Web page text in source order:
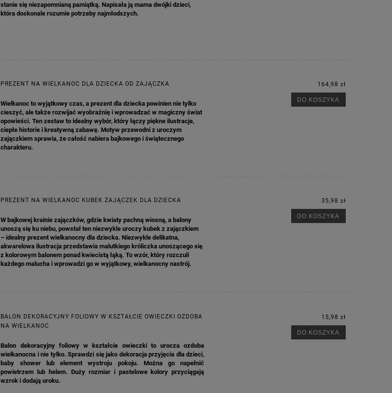
stanie się niezapomnianą pamiątką. Napisała ją mama dwójki dzieci,
która doskonale rozumie potrzeby najmłodszych.
PREZENT NA WIELKANOC DLA DZIECKA OD ZAJĄCZKA
Wielkanoc to wyjątkowy czas, a prezent dla dziecka powinien nie tylko
cieszyć, ale także rozwijać wyobraźnię i wprowadzać w magiczny świat
opowieści. Ten zestaw to idealny wybór, który łączy piękne ilustracje,
ciepłe historie i kreatywną zabawę. Motyw przewodni z uroczym
zajączkiem sprawia, że całość nabiera bajkowego i świątecznego
charakteru.
164,98 zł
DO KOSZYKA
PREZENT NA WIELKANOC KUBEK ZAJĄCZEK DLA DZIECKA
W bajkowej krainie zajączków, gdzie kwiaty pachną wiosną, a balony
unoszą się ku niebu, powstał ten niezwykle uroczy kubek z zajączkiem
– idealny prezent wielkanocny dla dziecka. Niezwykle delikatna,
akwarelowa ilustracja przedstawia malutkiego króliczka unoszącego się
z kolorowym balonem ponad kwiecistą łąką. To wzór, który rozczuli
każdego malucha i wprowadzi go w wyjątkowy, wielkanocny nastrój.
35,98 zł
DO KOSZYKA
BALON DEKORACYJNY FOLIOWY W KSZTAŁCIE OWIECZKI OZDOBA
NA WIELKANOC
Balon dekoracyjny foliowy w kształcie owieczki to urocza ozdoba
wielkanocna i nie tylko. Sprawdzi się jako dekoracja przyjęcia dla dzieci,
baby shower lub element wystroju pokoju. Można go napełnić
powietrzem lub helem. Duży rozmiar i pastelowe kolory przyciągają
wzrok i dodają uroku.
15,98 zł
DO KOSZYKA